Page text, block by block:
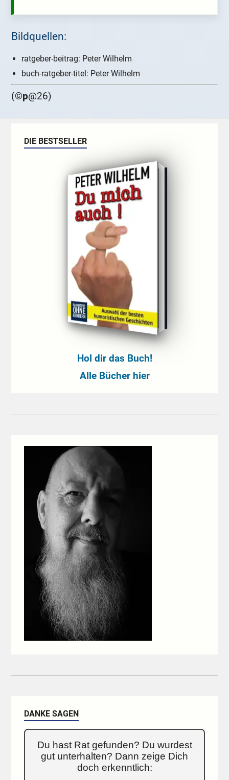
Bildquellen:
ratgeber-beitrag: Peter Wilhelm
buch-ratgeber-titel: Peter Wilhelm
(©p@26)
DIE BESTSELLER
Hol dir das Buch!
Alle Bücher hier
DANKE SAGEN
Du hast Rat gefunden? Du wurdest
gut unterhalten? Dann zeige Dich
doch erkenntlich: